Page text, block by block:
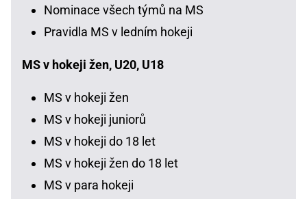
Nominace všech týmů na MS
Pravidla MS v ledním hokeji
MS v hokeji žen, U20, U18
MS v hokeji žen
MS v hokeji juniorů
MS v hokeji do 18 let
MS v hokeji žen do 18 let
MS v para hokeji